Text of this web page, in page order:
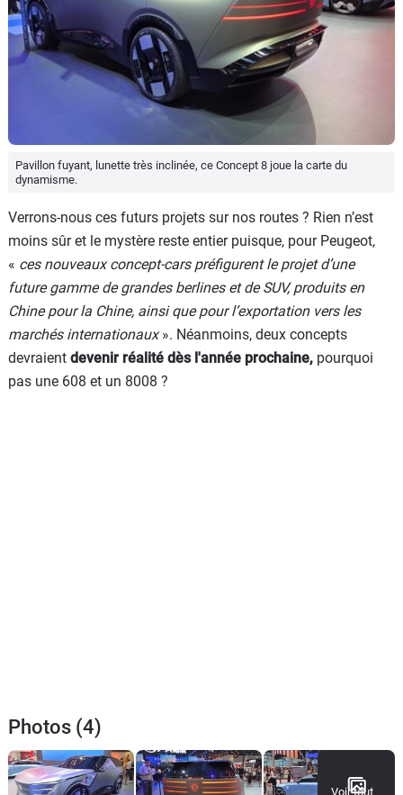
Pavillon fuyant, lunette très inclinée, ce Concept 8 joue la carte du
dynamisme.
Verrons-nous ces futurs projets sur nos routes ? Rien n’est
moins sûr et le mystère reste entier puisque, pour Peugeot,
« ces nouveaux concept‑cars préfigurent le projet d’une
future gamme de grandes berlines et de SUV, produits en
Chine pour la Chine, ainsi que pour l’exportation vers les
marchés internationaux». Néanmoins, deux concepts
devraient devenir réalité dès l'année prochaine, pourquoi
pas une 608 et un 8008 ?
Photos (4)
Voir tout